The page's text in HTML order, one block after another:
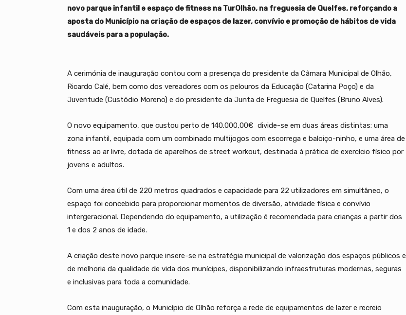
novo parque infantil e espaço de fitness na TurOlhão, na freguesia de Quelfes, reforçando a
aposta do Município na criação de espaços de lazer, convívio e promoção de hábitos de vida
saudáveis para a população.
A cerimónia de inauguração contou com a presença do presidente da Câmara Municipal de Olhão,
Ricardo Calé, bem como dos vereadores com os pelouros da Educação (Catarina Poço) e da
Juventude (Custódio Moreno) e do presidente da Junta de Freguesia de Quelfes (Bruno Alves).
O novo equipamento, que custou perto de 140.000,00€ divide-se em duas áreas distintas: uma
zona infantil, equipada com um combinado multijogos com escorrega e baloiço-ninho, e uma área de
fitness ao ar livre, dotada de aparelhos de street workout, destinada à prática de exercício físico por
jovens e adultos.
Com uma área útil de 220 metros quadrados e capacidade para 22 utilizadores em simultâneo, o
espaço foi concebido para proporcionar momentos de diversão, atividade física e convívio
intergeracional. Dependendo do equipamento, a utilização é recomendada para crianças a partir dos
1 e dos 2 anos de idade.
A criação deste novo parque insere-se na estratégia municipal de valorização dos espaços públicos e
de melhoria da qualidade de vida dos munícipes, disponibilizando infraestruturas modernas, seguras
e inclusivas para toda a comunidade.
Com esta inauguração, o Município de Olhão reforça a rede de equipamentos de lazer e recreio